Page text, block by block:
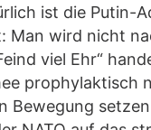
ist die Putin-
Man wird nicht
viel Ehr“
prophylaktisch
Bewegung